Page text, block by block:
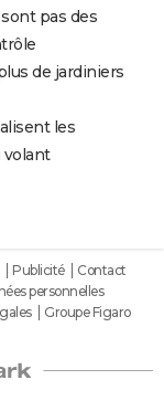
pas des
de jardiniers
les
volant
Publicité
Contact
personnelles
Groupe Figaro